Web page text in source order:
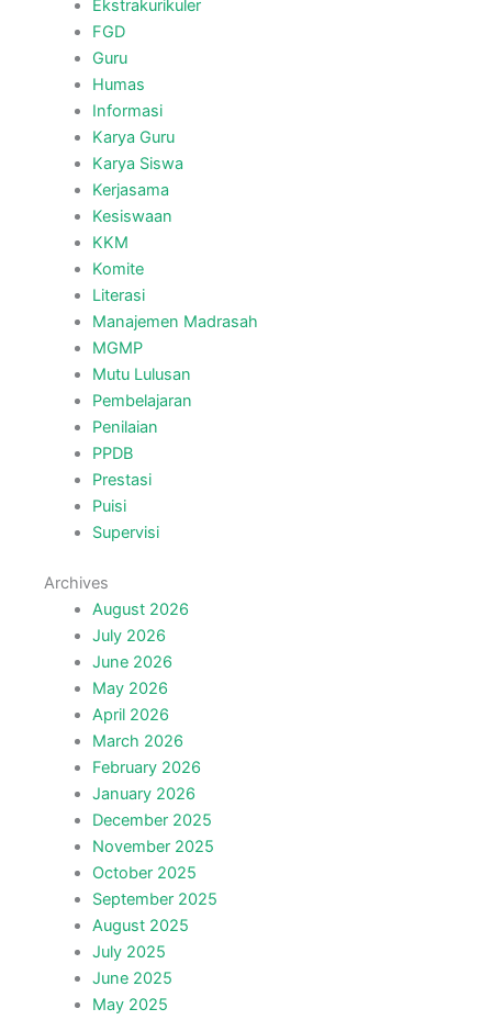
Ekstrakurikuler
FGD
Guru
Humas
Informasi
Karya Guru
Karya Siswa
Kerjasama
Kesiswaan
KKM
Komite
Literasi
Manajemen Madrasah
MGMP
Mutu Lulusan
Pembelajaran
Penilaian
PPDB
Prestasi
Puisi
Supervisi
Archives
August 2026
July 2026
June 2026
May 2026
April 2026
March 2026
February 2026
January 2026
December 2025
November 2025
October 2025
September 2025
August 2025
July 2025
June 2025
May 2025